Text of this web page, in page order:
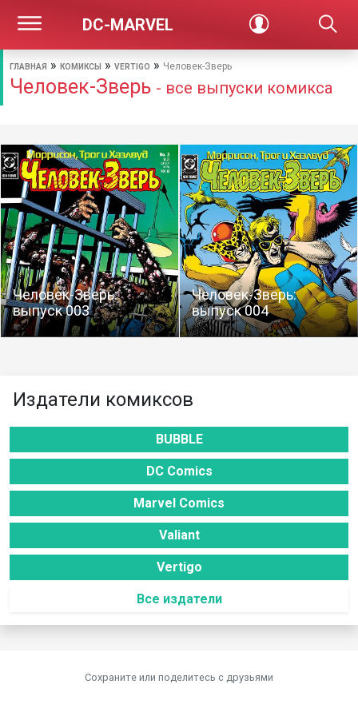
DC-MARVEL
ГЛАВНАЯ » КОМИКСЫ » VERTIGO » Человек-Зверь
Человек-Зверь - все выпуски комикса
Человек-Зверь:
выпуск 003
Человек-Зверь:
выпуск 004
Издатели комиксов
BUBBLE
DC Comics
Marvel Comics
Valiant
Vertigo
Все издатели
Сохраните или поделитесь c друзьями